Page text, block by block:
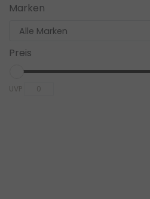
Marken
Preis
UVP